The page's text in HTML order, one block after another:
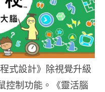
式設計》除視覺升級
控制功能。《靈活腦